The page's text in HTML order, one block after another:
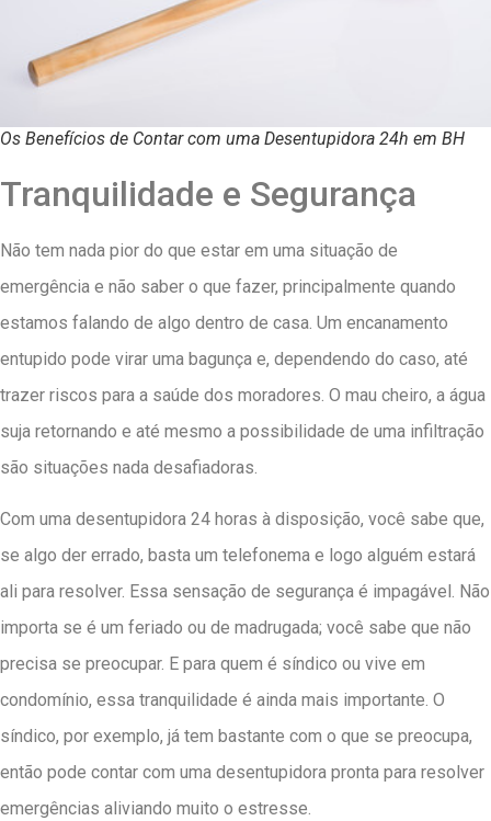
Os Benefícios de Contar com uma Desentupidora 24h em BH
Tranquilidade e Segurança
Não tem nada pior do que estar em uma situação de
emergência e não saber o que fazer, principalmente quando
estamos falando de algo dentro de casa. Um encanamento
entupido pode virar uma bagunça e, dependendo do caso, até
trazer riscos para a saúde dos moradores. O mau cheiro, a água
suja retornando e até mesmo a possibilidade de uma infiltração
são situações nada desafiadoras.
Com uma desentupidora 24 horas à disposição, você sabe que,
se algo der errado, basta um telefonema e logo alguém estará
ali para resolver. Essa sensação de segurança é impagável. Não
importa se é um feriado ou de madrugada; você sabe que não
precisa se preocupar. E para quem é síndico ou vive em
condomínio, essa tranquilidade é ainda mais importante. O
síndico, por exemplo, já tem bastante com o que se preocupa,
então pode contar com uma desentupidora pronta para resolver
emergências aliviando muito o estresse.